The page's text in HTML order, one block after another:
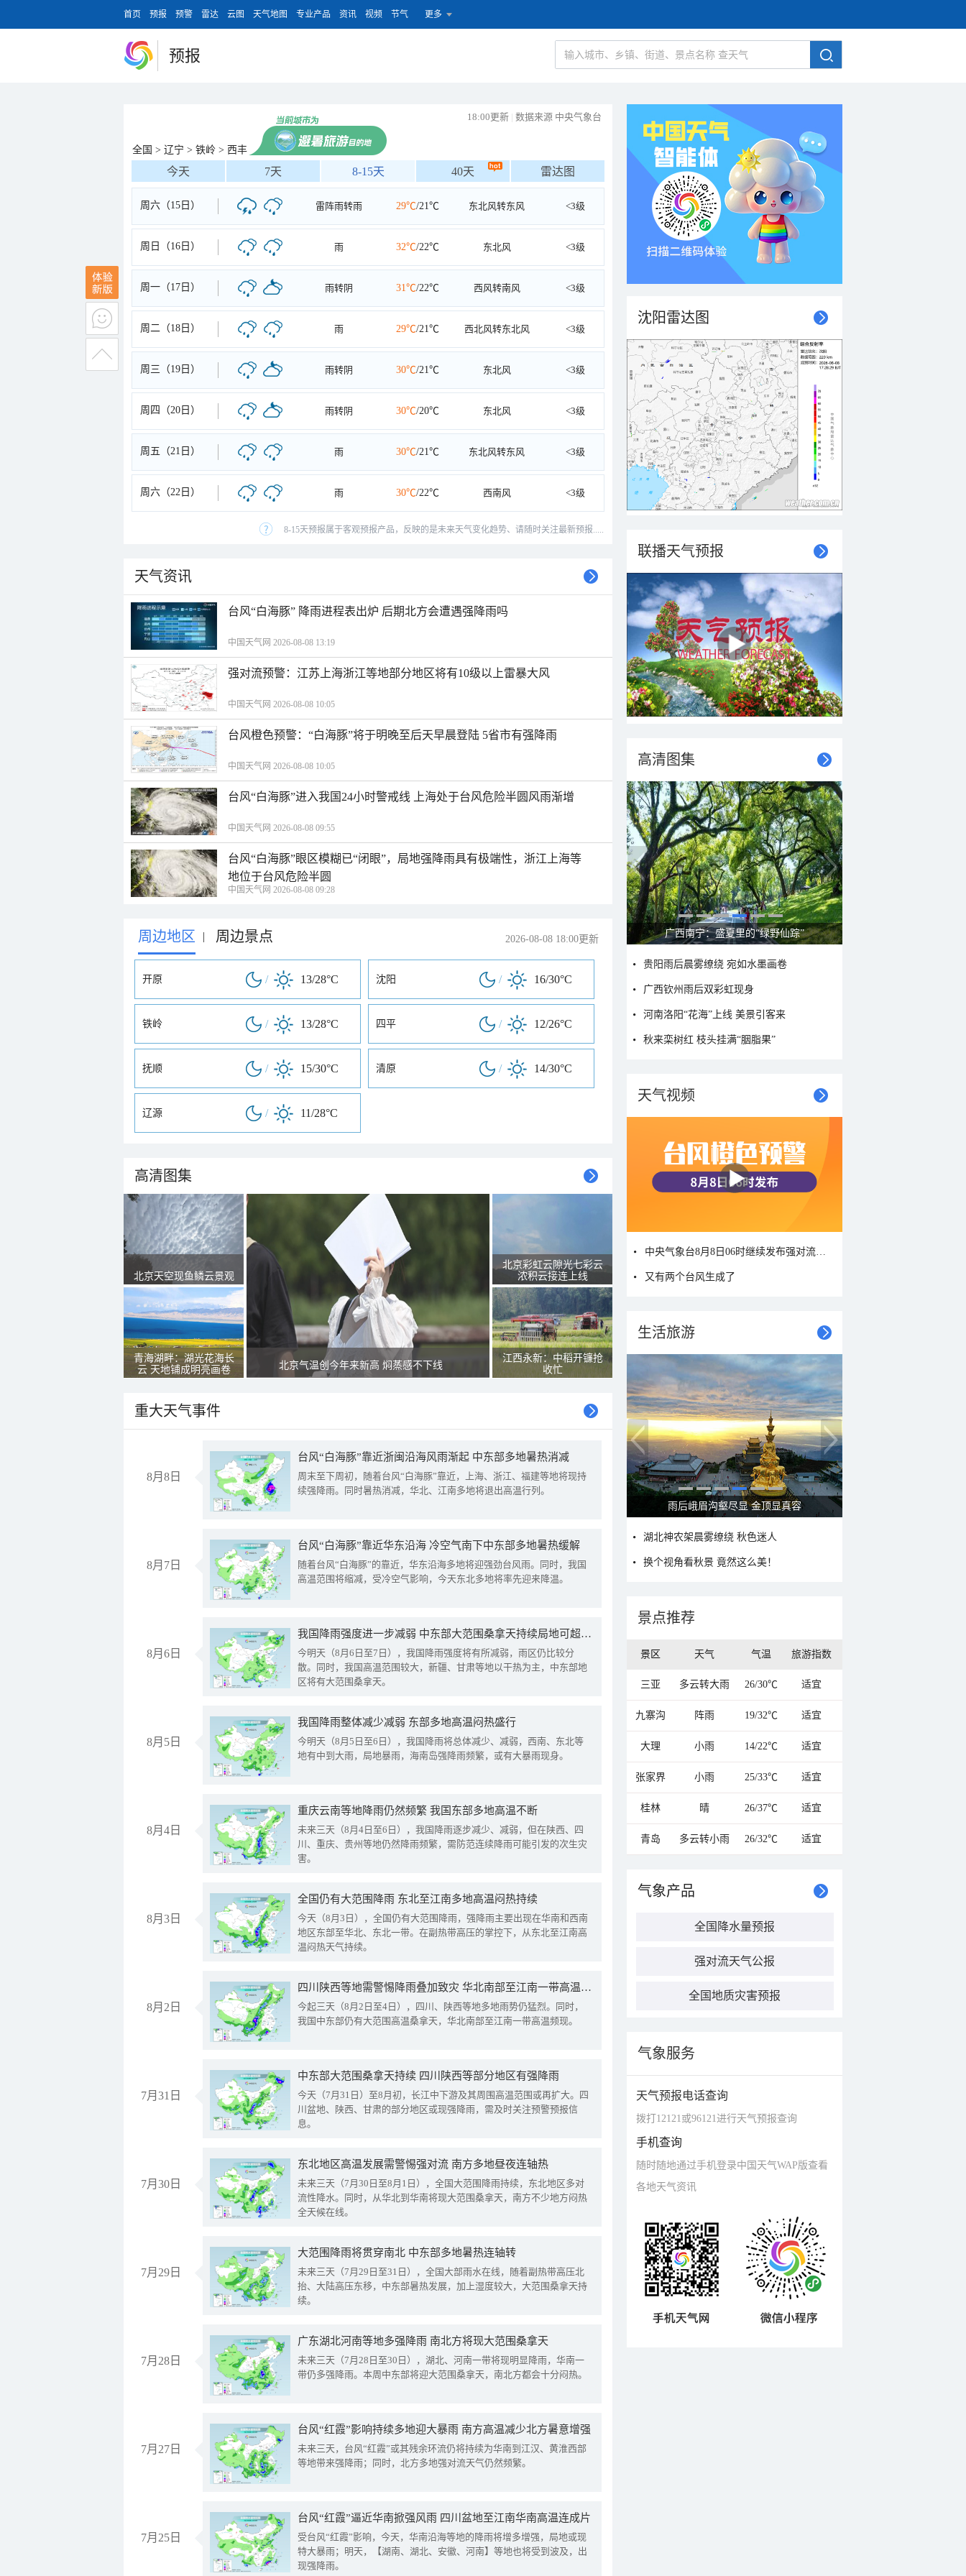
首页 预报 预警 雷达 云图 天气地图 专业产品 资讯 视频 节气 更多
预报
18:00更新 | 数据来源 中央气象台
全国 > 辽宁 > 铁岭 > 西丰
今天 7天 8-15天 40天 雷达图
周六（15日） 雷阵雨转雨 29℃/21℃ 东北风转东风 <3级
周日（16日） 雨 32℃/22℃ 东北风 <3级
周一（17日） 雨转阴 31℃/22℃ 西风转南风 <3级
周二（18日） 雨 29℃/21℃ 西北风转东北风 <3级
周三（19日） 雨转阴 30℃/21℃ 东北风 <3级
周四（20日） 雨转阴 30℃/20℃ 东北风 <3级
周五（21日） 雨 30℃/21℃ 东北风转东风 <3级
周六（22日） 雨 30℃/22℃ 西南风 <3级
8-15天预报属于客观预报产品，反映的是未来天气变化趋势、请随时关注最新预报.....
天气资讯
台风“白海豚” 降雨进程表出炉 后期北方会遭遇强降雨吗
中国天气网 2026-08-08 13:19
强对流预警：江苏上海浙江等地部分地区将有10级以上雷暴大风
中国天气网 2026-08-08 10:05
台风橙色预警：“白海豚”将于明晚至后天早晨登陆 5省市有强降雨
中国天气网 2026-08-08 10:05
台风“白海豚”进入我国24小时警戒线 上海处于台风危险半圆风雨渐增
中国天气网 2026-08-08 09:55
台风“白海豚”眼区模糊已“闭眼”，局地强降雨具有极端性，浙江上海等
地位于台风危险半圆
中国天气网 2026-08-08 09:28
周边地区 | 周边景点 2026-08-08 18:00更新
开原 / 13/28°C 沈阳 / 16/30°C
铁岭 / 13/28°C 四平 / 12/26°C
抚顺 / 15/30°C 清原 / 14/30°C
辽源 / 11/28°C
高清图集
北京天空现鱼鳞云景观
青海湖畔：湖光花海长
云 天地铺成明亮画卷
北京气温创今年来新高 焖蒸感不下线
北京彩虹云隙光七彩云
浓积云接连上线
江西永新：中稻开镰抢
收忙
重大天气事件
8月8日
台风“白海豚”靠近浙闽沿海风雨渐起 中东部多地暑热消减
周末至下周初，随着台风“白海豚”靠近，上海、浙江、福建等地将现持
续强降雨。同时暑热消减，华北、江南多地将退出高温行列。
8月7日
台风“白海豚”靠近华东沿海 冷空气南下中东部多地暑热缓解
随着台风“白海豚”的靠近，华东沿海多地将迎强劲台风雨。同时，我国
高温范围将缩减，受冷空气影响，今天东北多地将率先迎来降温。
8月6日
我国降雨强度进一步减弱 中东部大范围桑拿天持续局地可超38℃
今明天（8月6日至7日），我国降雨强度将有所减弱，雨区仍比较分
散。同时，我国高温范围较大，新疆、甘肃等地以干热为主，中东部地
区将有大范围桑拿天。
8月5日
我国降雨整体减少减弱 东部多地高温闷热盛行
今明天（8月5日至6日），我国降雨将总体减少、减弱，西南、东北等
地有中到大雨，局地暴雨，海南岛强降雨频繁，或有大暴雨现身。
8月4日
重庆云南等地降雨仍然频繁 我国东部多地高温不断
未来三天（8月4日至6日），我国降雨逐步减少、减弱，但在陕西、四
川、重庆、贵州等地仍然降雨频繁，需防范连续降雨可能引发的次生灾
害。
8月3日
全国仍有大范围降雨 东北至江南多地高温闷热持续
今天（8月3日），全国仍有大范围降雨，强降雨主要出现在华南和西南
地区东部至华北、东北一带。在副热带高压的掌控下，从东北至江南高
温闷热天气持续。
8月2日
四川陕西等地需警惕降雨叠加致灾 华北南部至江南一带高温频现
今起三天（8月2日至4日），四川、陕西等地多地雨势仍猛烈。同时，
我国中东部仍有大范围高温桑拿天，华北南部至江南一带高温频现。
7月31日
中东部大范围桑拿天持续 四川陕西等部分地区有强降雨
今天（7月31日）至8月初，长江中下游及其周围高温范围或再扩大。四
川盆地、陕西、甘肃的部分地区或现强降雨，需及时关注预警预报信
息。
7月30日
东北地区高温发展需警惕强对流 南方多地昼夜连轴热
未来三天（7月30日至8月1日），全国大范围降雨持续，东北地区多对
流性降水。同时，从华北到华南将现大范围桑拿天，南方不少地方闷热
全天候在线。
7月29日
大范围降雨将贯穿南北 中东部多地暑热连轴转
未来三天（7月29日至31日），全国大部雨水在线，随着副热带高压北
抬、大陆高压东移，中东部暑热发展，加上湿度较大，大范围桑拿天持
续。
7月28日
广东湖北河南等地多强降雨 南北方将现大范围桑拿天
未来三天（7月28日至30日），湖北、河南一带将现明显降雨，华南一
带仍多强降雨。本周中东部将迎大范围桑拿天，南北方都会十分闷热。
7月27日
台风“红霞”影响持续多地迎大暴雨 南方高温减少北方暑意增强
未来三天，台风“红霞”或其残余环流仍将持续为华南到江汉、黄淮西部
等地带来强降雨；同时，北方多地强对流天气仍然频繁。
7月25日
台风“红霞”逼近华南掀强风雨 四川盆地至江南华南高温连成片
受台风“红霞”影响，今天，华南沿海等地的降雨将增多增强，局地或现
特大暴雨；明天，【湖南、湖北、安徽、河南】等地也将受到波及，出
现强降雨。
沈阳雷达图
联播天气预报
高清图集
呼伦贝尔草原 藏着最治愈的蓝天白云
贵阳雨后晨雾缭绕 宛如水墨画卷
广西钦州雨后双彩虹现身
河南洛阳“花海”上线 美景引客来
秋来栾树红 枝头挂满“胭脂果”
天气视频
又有两个台风生成了
生活旅游
秋意浓 蓝天映衬下的哈尔滨伏尔加庄园
湖北神农架晨雾缭绕 秋色迷人
换个视角看秋景 竟然这么美！
景点推荐
景区 天气 气温 旅游指数
三亚 多云转大雨 26/30℃ 适宜
九寨沟 阵雨 19/32℃ 适宜
大理 小雨 14/22℃ 适宜
张家界 小雨 25/33℃ 适宜
桂林 晴 26/37℃ 适宜
青岛 多云转小雨 26/32℃ 适宜
气象产品
全国降水量预报
强对流天气公报
全国地质灾害预报
气象服务
天气预报电话查询
拨打12121或96121进行天气预报查询
手机查询
随时随地通过手机登录中国天气WAP版查看
各地天气资讯